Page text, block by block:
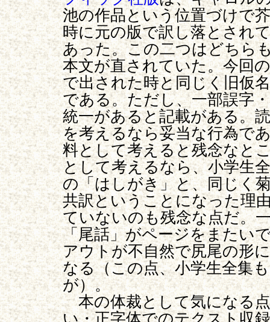
池の作品という位置づけで
時に元の版で訳し落とされ
あった。この二つはどちら
本文が直されていた。今回
で出された時と同じく旧仮
である。ただし、一部誤字
統一があると記載がある。
を考えるなら妥当な行為で
料として考えると残念なと
として考えるなら、小学生
の「はしがき」と、同じく
共訳ということになった理
ていないのも残念な点だ。
「尾話」がページをまたい
アウトが不自然で尻尾の形
なる（この点、小学生全集
が）。
本の体裁として気になる